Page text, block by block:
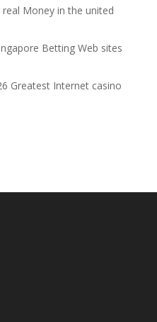
Money in the united
Betting Web sites
Greatest Internet casino